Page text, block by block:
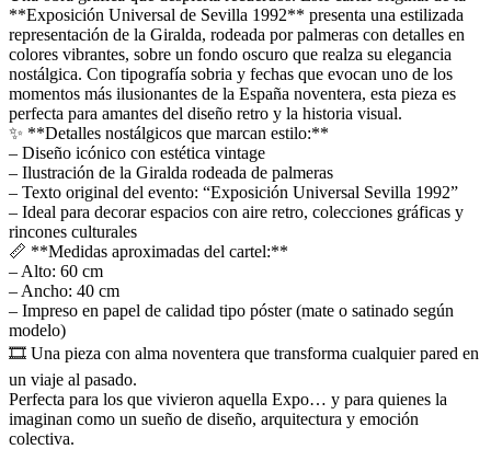
**Exposición Universal de Sevilla 1992** presenta una estilizada
representación de la Giralda, rodeada por palmeras con detalles en
colores vibrantes, sobre un fondo oscuro que realza su elegancia
nostálgica. Con tipografía sobria y fechas que evocan uno de los
momentos más ilusionantes de la España noventera, esta pieza es
perfecta para amantes del diseño retro y la historia visual.
✨ **Detalles nostálgicos que marcan estilo:**
– Diseño icónico con estética vintage
– Ilustración de la Giralda rodeada de palmeras
– Texto original del evento: “Exposición Universal Sevilla 1992”
– Ideal para decorar espacios con aire retro, colecciones gráficas y
rincones culturales
📏 **Medidas aproximadas del cartel:**
– Alto: 60 cm
– Ancho: 40 cm
– Impreso en papel de calidad tipo póster (mate o satinado según
modelo)
🎞️ Una pieza con alma noventera que transforma cualquier pared en
un viaje al pasado.
Perfecta para los que vivieron aquella Expo… y para quienes la
imaginan como un sueño de diseño, arquitectura y emoción
colectiva.